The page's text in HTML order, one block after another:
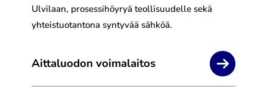
Ulvilaan, prosessihöyryä teollisuudelle sekä
yhteistuotantona syntyvää sähköä.
Aittaluodon voimalaitos